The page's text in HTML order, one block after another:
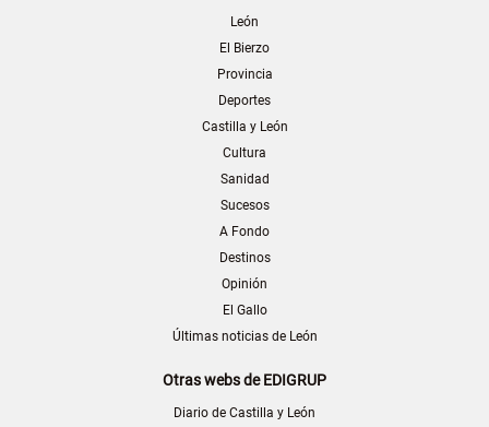
León
El Bierzo
Provincia
Deportes
Castilla y León
Cultura
Sanidad
Sucesos
A Fondo
Destinos
Opinión
El Gallo
Últimas noticias de León
Otras webs de EDIGRUP
Diario de Castilla y León